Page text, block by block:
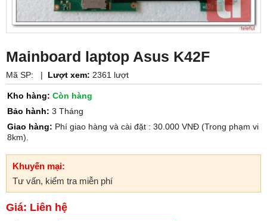
Mainboard laptop Asus K42F
Mã SP: | Lượt xem: 2361 lượt
Kho hàng: Còn hàng
Bảo hành: 3 Tháng
Giao hàng: Phí giao hàng và cài đặt : 30.000 VNĐ (Trong phạm vi
8km).
Khuyến mại:
Tư vấn, kiểm tra miễn phí
Giá: Liên hệ